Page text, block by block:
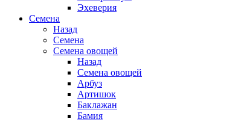
Эхеверия
Семена
Назад
Семена
Семена овощей
Назад
Семена овощей
Арбуз
Артишок
Баклажан
Бамия